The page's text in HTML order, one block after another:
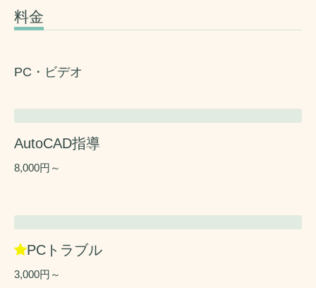
料金
PC・ビデオ
AutoCAD指導
8,000円～
PCトラブル
3,000円～